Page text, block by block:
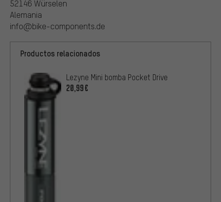
52146 Würselen
Alemania
info@bike-components.de
Productos relacionados
Lezyne Mini bomba Pocket Drive
20,99€